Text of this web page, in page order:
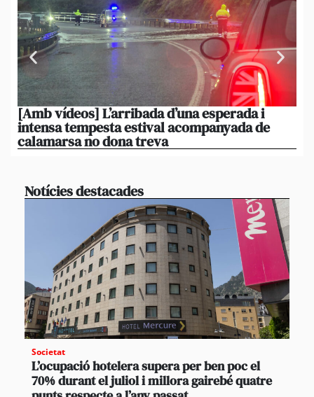
[Amb vídeos] L’arribada d’una esperada i
intensa tempesta estival acompanyada de
calamarsa no dona treva
Notícies destacades
Societat
L’ocupació hotelera supera per ben poc el
70% durant el juliol i millora gairebé quatre